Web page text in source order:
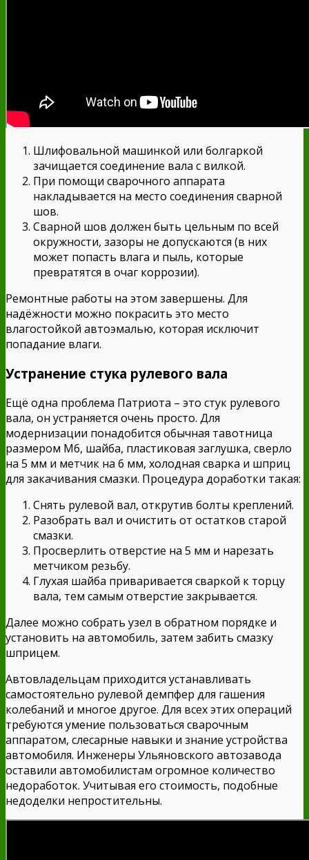
Шлифовальной машинкой или болгаркой
зачищается соединение вала с вилкой.
При помощи сварочного аппарата
накладывается на место соединения сварной
шов.
Сварной шов должен быть цельным по всей
окружности, зазоры не допускаются (в них
может попасть влага и пыль, которые
превратятся в очаг коррозии).
Ремонтные работы на этом завершены. Для
надёжности можно покрасить это место
влагостойкой автоэмалью, которая исключит
попадание влаги.
Устранение стука рулевого вала
Ещё одна проблема Патриота – это стук рулевого
вала, он устраняется очень просто. Для
модернизации понадобится обычная тавотница
размером М6, шайба, пластиковая заглушка, сверло
на 5 мм и метчик на 6 мм, холодная сварка и шприц
для закачивания смазки. Процедура доработки такая:
Снять рулевой вал, открутив болты креплений.
Разобрать вал и очистить от остатков старой
смазки.
Просверлить отверстие на 5 мм и нарезать
метчиком резьбу.
Глухая шайба приваривается сваркой к торцу
вала, тем самым отверстие закрывается.
Далее можно собрать узел в обратном порядке и
установить на автомобиль, затем забить смазку
шприцем.
Автовладельцам приходится устанавливать
самостоятельно рулевой демпфер для гашения
колебаний и многое другое. Для всех этих операций
требуются умение пользоваться сварочным
аппаратом, слесарные навыки и знание устройства
автомобиля. Инженеры Ульяновского автозавода
оставили автомобилистам огромное количество
недоработок. Учитывая его стоимость, подобные
недоделки непростительны.